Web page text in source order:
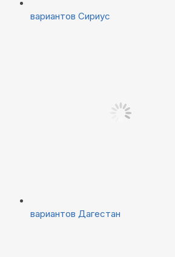
вариантов Сириус
вариантов Дагестан